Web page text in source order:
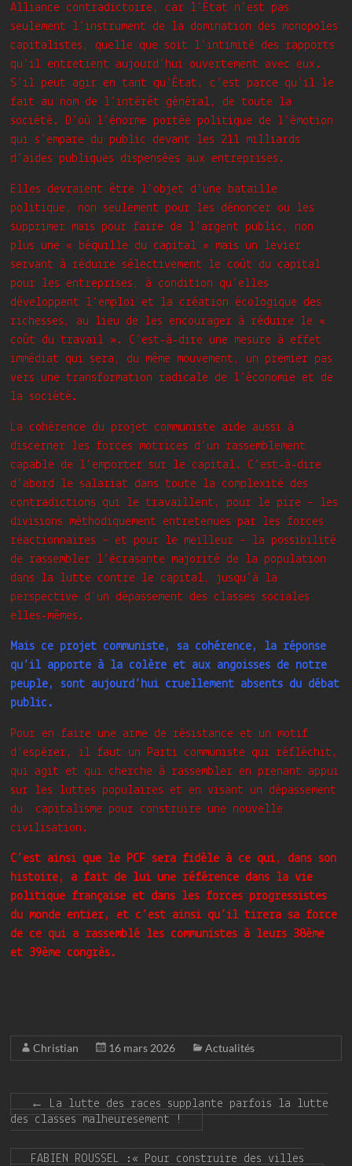
Alliance contradictoire, car l’État n’est pas
seulement l’instrument de la domination des monopoles
capitalistes, quelle que soit l’intimité des rapports
qu’il entretient aujourd’hui ouvertement avec eux.
S’il peut agir en tant qu’État, c’est parce qu’il le
fait au nom de l’intérêt général, de toute la
société. D’où l’énorme portée politique de l’émotion
qui s’empare du public devant les 211 milliards
d’aides publiques dispensées aux entreprises.
Elles devraient être l’objet d’une bataille
politique, non seulement pour les dénoncer ou les
supprimer mais pour faire de l’argent public, non
plus une « béquille du capital » mais un levier
servant à réduire sélectivement le coût du capital
pour les entreprises, à condition qu’elles
développent l’emploi et la création écologique des
richesses, au lieu de les encourager à réduire le «
coût du travail ». C’est-à-dire une mesure à effet
immédiat qui sera, du même mouvement, un premier pas
vers une transformation radicale de l’économie et de
la société.
La cohérence du projet communiste aide aussi à
discerner les forces motrices d’un rassemblement
capable de l’emporter sur le capital. C’est-à-dire
d’abord le salariat dans toute la complexité des
contradictions qui le travaillent, pour le pire – les
divisions méthodiquement entretenues par les forces
réactionnaires – et pour le meilleur – la possibilité
de rassembler l’écrasante majorité de la population
dans la lutte contre le capital, jusqu’à la
perspective d’un dépassement des classes sociales
elles-mêmes.
Mais ce projet communiste, sa cohérence, la réponse
qu’il apporte à la colère et aux angoisses de notre
peuple, sont aujourd’hui cruellement absents du débat
public.
Pour en faire une arme de résistance et un motif
d’espérer, il faut un Parti communiste qui réfléchit,
qui agit et qui cherche à rassembler en prenant appui
sur les luttes populaires et en visant un dépassement
du capitalisme pour construire une nouvelle
civilisation.
C’est ainsi que le PCF sera fidèle à ce qui, dans son
histoire, a fait de lui une référence dans la vie
politique française et dans les forces progressistes
du monde entier, et c’est ainsi qu’il tirera sa force
de ce qui a rassemblé les communistes à leurs 38ème
et 39ème congrès.
Christian 16 mars 2026 Actualités
←
La lutte des races supplante parfois la lutte
des classes malheuresement !
FABIEN ROUSSEL :« Pour construire des villes